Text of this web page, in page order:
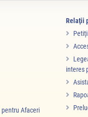
Afaceri
Relaţii
interes